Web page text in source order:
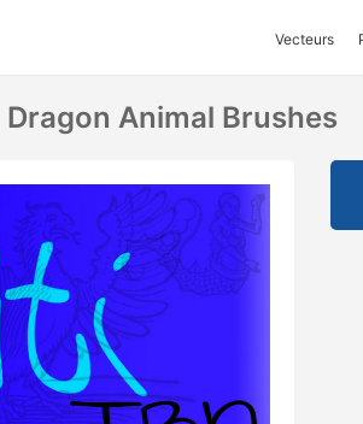
Vecteurs
Animal Brushes